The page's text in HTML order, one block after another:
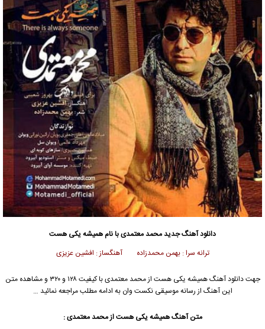
دانلود آهنگ جدیدمحمد معتمدیبا نام همیشه یکی هست
ترانه سرا : بهمن محمدزاده آهنگساز : افشین عزیزی
جهت دانلود آهنگ همیشه یکی هست ازمحمد معتمدی
با کیفیت ۱۲۸ و ۳۲۰ و مشاهده متن
این آهنگ از رسانه موسیقی نکست وان به ادامه مطلب مراجعه نمائید …
متن آهنگهمیشهیکی هست ازمحمد معتمدی: